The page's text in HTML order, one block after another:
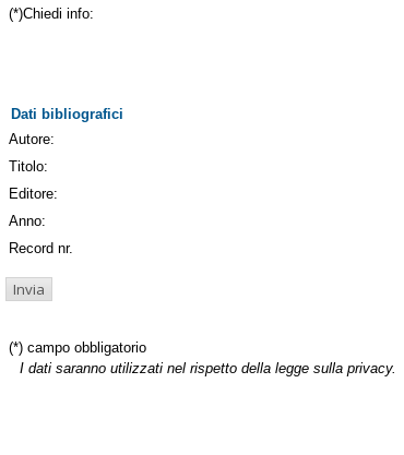
(*)Chiedi info:
Dati bibliografici
Autore:
Titolo:
Editore:
Anno:
Record nr.
(*) campo obbligatorio
I dati saranno utilizzati nel rispetto della legge sulla privacy.